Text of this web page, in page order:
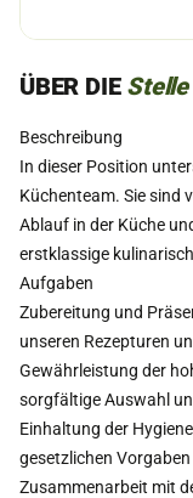
ÜBER DIE Stelle
Beschreibung
In dieser Position
Küchenteam. Sie sind
Ablauf in der Küche
erstklassige
Aufgaben
Zubereitung und
unseren Rezepturen
Gewährleistung der
sorgfältige Auswahl
Einhaltung der
gesetzlichen Vorgaben
Zusammenarbeit mit